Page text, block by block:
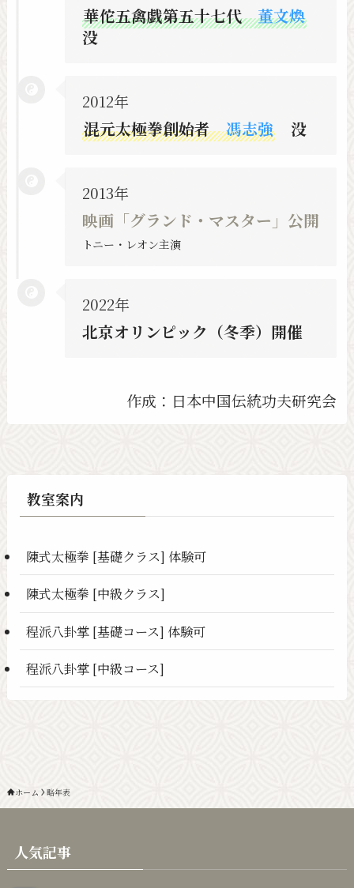
華佗五禽戯第五十七代董文煥
没
2012年
混元太極拳創始者馮志強 没
2013年
映画「グランド・マスター」公開
トニー・レオン主演
2022年
北京オリンピック（冬季）開催
作成：日本中国伝統功夫研究会
教室案内
陳式太極拳 [基礎クラス] 体験可
陳式太極拳 [中級クラス]
程派八卦掌 [基礎コース] 体験可
程派八卦掌 [中級コース]
ホーム 略年表
人気記事